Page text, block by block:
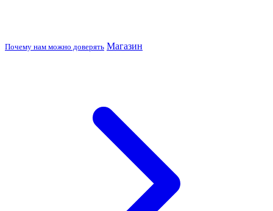
Почему нам можно доверять Магазин